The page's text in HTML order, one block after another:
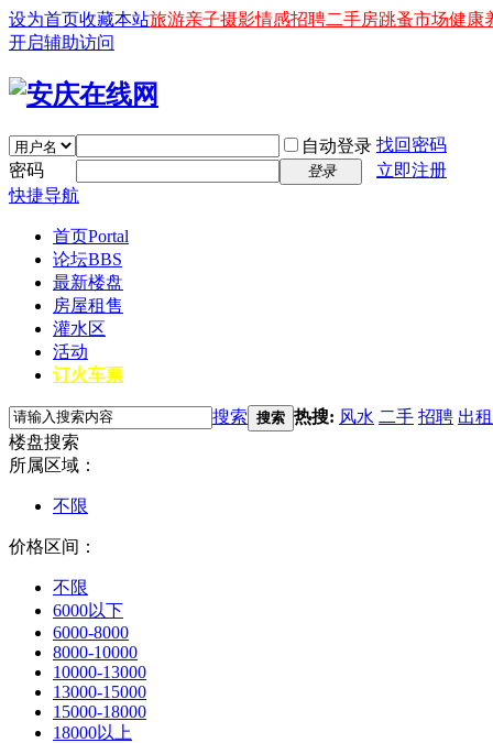
设为首页收藏本站旅游亲子摄影情感招聘二手房跳蚤市场健康
开启辅助访问
自动登录 找回密码
密码
登录
立即注册
快捷导航
首页Portal
论坛BBS
最新楼盘
房屋租售
灌水区
活动
订火车票
搜索 搜索 热搜: 风水 二手 招聘 出租
楼盘搜索
所属区域：
不限
价格区间：
不限
6000以下
6000-8000
8000-10000
10000-13000
13000-15000
15000-18000
18000以上